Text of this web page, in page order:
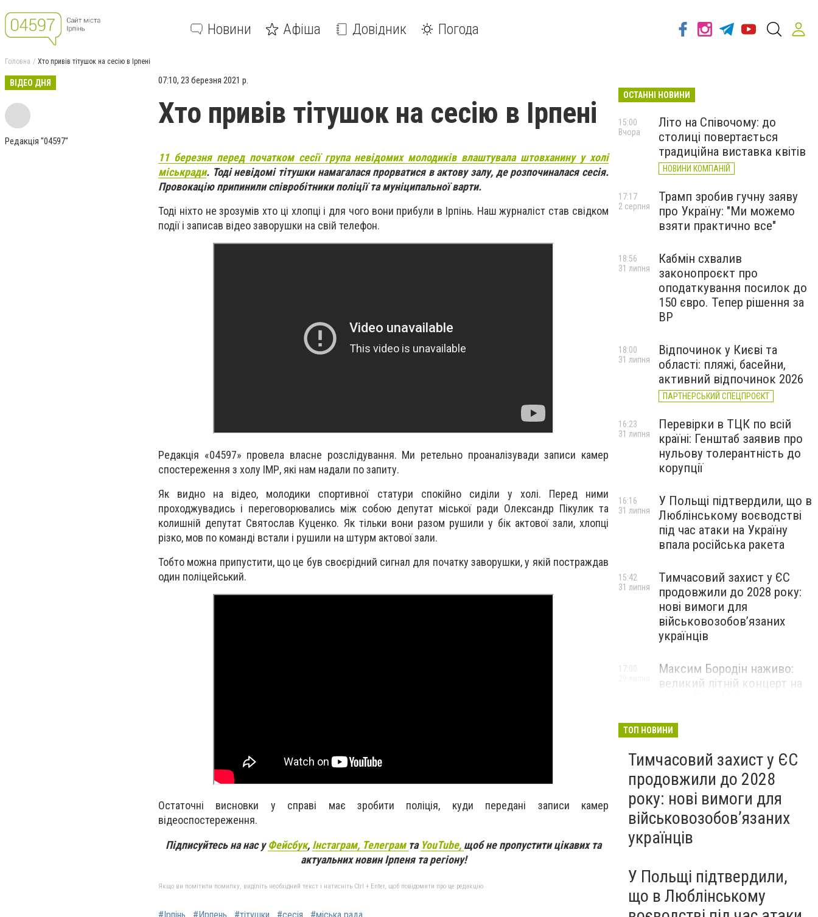
Новини Афіша Довідник Погода
Головна Хто привів тітушок на сесію в Ірпені
ВІДЕО ДНЯ
Редакція "04597"
07:10, 23 березня 2021 р.
Хто привів тітушок на сесію в Ірпені
11 березня перед початком сесії група невідомих молодиків влаштувала штовханину у холі
міськради. Тоді невідомі тітушки намагалася прорватися в актову залу, де розпочиналася сесія.
Провокацію припинили співробітники поліції та муніципальної варти.
Тоді ніхто не зрозумів хто ці хлопці і для чого вони прибули в Ірпінь. Наш журналіст став свідком
події і записав відео заворушки на свій телефон.
Редакція «04597» провела власне розслідування. Ми ретельно проаналізувади записи камер
спостереження з холу ІМР, які нам надали по запиту.
Як видно на відео, молодики спортивної статури спокійно сиділи у холі. Перед ними
проходжувадись і переговорювались між собою депутат міської ради Олександр Пікулик та
колишній депутат Святослав Куценко. Як тільки вони разом рушили у бік актової зали, хлопці
різко, мов по команді встали і рушили на штурм актової зали.
Тобто можна припустити, що це був своєрідний сигнал для початку заворушки, у якій постраждав
один поліцейський.
Остаточні висновки у справі має зробити поліція, куди передані записи камер
відеоспостереження.
Підписуйтесь на нас уФейсбук, Інстаграм, Телеграм та YouTube, щоб не пропустити цікавих та
актуальних новин Ірпеня та регіону!
Якщо ви помітили помилку, виділіть необхідний текст і натисніть Ctrl + Enter, щоб повідомити про це редакцію
#Ірпінь #Ирпень #тітушки #сесія #міська рада
ОСТАННІ НОВИНИ
Літо на Співочому: до
столиці повертається
традиційна виставка квітів
НОВИНИ КОМПАНІЙ
15:00
Вчора
Трамп зробив гучну заяву
про Україну: "Ми можемо
взяти практично все"
17:17
2 серпня
Кабмін схвалив
законопроєкт про
оподаткування посилок до
150 євро. Тепер рішення за
ВР
18:56
31 липня
Відпочинок у Києві та
області: пляжі, басейни,
активний відпочинок 2026
ПАРТНЕРСЬКИЙ СПЕЦПРОЄКТ
18:00
31 липня
Перевірки в ТЦК по всій
країні: Генштаб заявив про
нульову толерантність до
корупції
16:23
31 липня
У Польщі підтвердили, що в
Люблінському воєводстві
під час атаки на Україну
впала російська ракета
16:16
31 липня
Тимчасовий захист у ЄС
продовжили до 2028 року:
нові вимоги для
військовозобов’язаних
українців
15:42
31 липня
Максим Бородін наживо:
великий літній концерт на
17:00
ТОП НОВИНИ
Тимчасовий захист у ЄС
продовжили до 2028
року: нові вимоги для
військовозобов’язаних
українців
У Польщі підтвердили,
що в Люблінському